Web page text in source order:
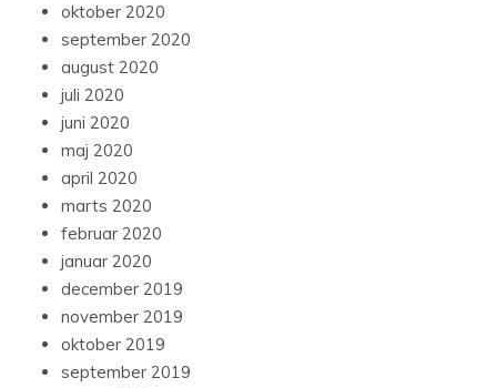
oktober 2020
september 2020
august 2020
juli 2020
juni 2020
maj 2020
april 2020
marts 2020
februar 2020
januar 2020
december 2019
november 2019
oktober 2019
september 2019